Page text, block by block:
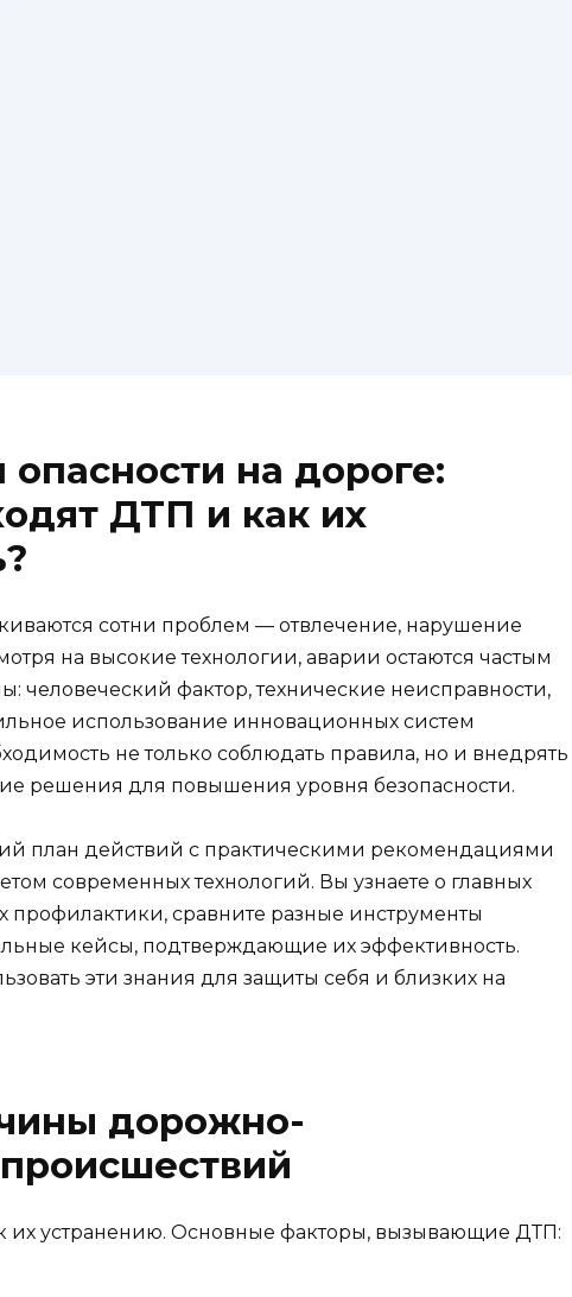
на дороге:
ДТП и как их
сотни проблем — отвлечение, нарушение
на высокие технологии, аварии остаются частым
человеческий фактор, технические неисправности,
использование инновационных систем
не только соблюдать правила, но и внедрять
решения для повышения уровня безопасности.
план действий с практическими рекомендациями
современных технологий. Вы узнаете о главных
профилактики, сравните разные инструменты
кейсы, подтверждающие их эффективность.
эти знания для защиты себя и близких на
дорожно-
устранению. Основные факторы, вызывающие ДТП: